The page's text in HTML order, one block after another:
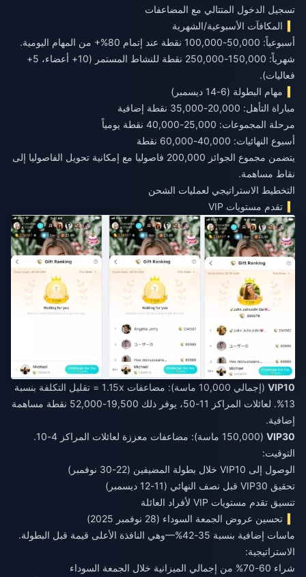
تسجيل الدخول المتتالي مع المضاعفات
المكافآت الأسبوعية/الشهرية
أسبوعياً: 50,000-100,000 نقطة عند إتمام 80%+ من المهام اليومية.
شهرياً: 150,000-250,000 نقطة للنشاط المستمر (10+ أعضاء، 5+
فعاليات).
مهام البطولة (6-14 ديسمبر)
مباراة التأهل: 20,000-35,000 نقطة إضافية
مرحلة المجموعات: 25,000-40,000 نقطة يومياً
أسبوع النهائيات: 40,000-60,000 نقطة
يتضمن مجموع الجوائز 200,000 فاصوليا مع إمكانية تحويل الفاصوليا إلى
نقاط مساهمة.
التخطيط الاستراتيجي لعمليات الشحن
تقدم مستويات VIP
VIP10
(إجمالي 10,000 ماسة): مضاعفات 1.15x = تقليل التكلفة بنسبة
13%. لعائلات المراكز 11-50، يوفر ذلك 19,500-52,000 نقطة مساهمة
إضافية.
VIP30 (150,000 ماسة): مضاعفات معززة لعائلات المراكز 4-10.
التوقيت:
الوصول إلى VIP10 خلال بطولة المضيفين (22-30 نوفمبر)
تحقيق VIP30 قبل نصف النهائي (11-12 ديسمبر)
تنسيق تقدم مستويات VIP لأفراد العائلة
تحسين عروض الجمعة السوداء (28 نوفمبر 2025)
ماسات إضافية بنسبة 35-42%—وهي النافذة الأعلى قيمة قبل البطولة.
الاستراتيجية:
شراء 60-70% من إجمالي الميزانية خلال الجمعة السوداء